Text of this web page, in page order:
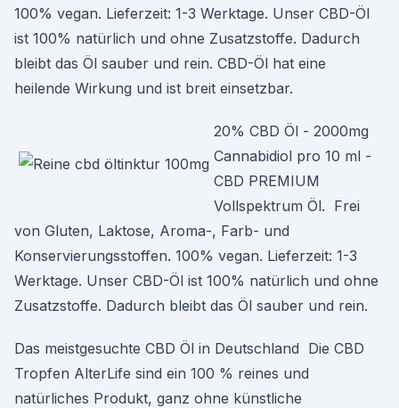
100% vegan. Lieferzeit: 1-3 Werktage. Unser CBD-Öl
ist 100% natürlich und ohne Zusatzstoffe. Dadurch
bleibt das Öl sauber und rein. CBD-Öl hat eine
heilende Wirkung und ist breit einsetzbar.
20% CBD Öl - 2000mg
Cannabidiol pro 10 ml -
CBD PREMIUM
Vollspektrum Öl. Frei
von Gluten, Laktose, Aroma-, Farb- und
Konservierungsstoffen. 100% vegan. Lieferzeit: 1-3
Werktage. Unser CBD-Öl ist 100% natürlich und ohne
Zusatzstoffe. Dadurch bleibt das Öl sauber und rein.
Das meistgesuchte CBD Öl in Deutschland Die CBD
Tropfen AlterLife sind ein 100 % reines und
natürliches Produkt, ganz ohne künstliche